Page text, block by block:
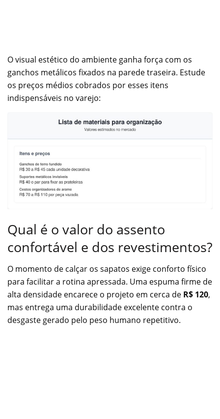
O visual estético do ambiente ganha força com os
ganchos metálicos fixados na parede traseira. Estude
os preços médios cobrados por esses itens
indispensáveis no varejo:
Qual é o valor do assento
confortável e dos revestimentos?
O momento de calçar os sapatos exige conforto físico
para facilitar a rotina apressada. Uma espuma firme de
alta densidade encarece o projeto em cerca de R$ 120,
mas entrega uma durabilidade excelente contra o
desgaste gerado pelo peso humano repetitivo.